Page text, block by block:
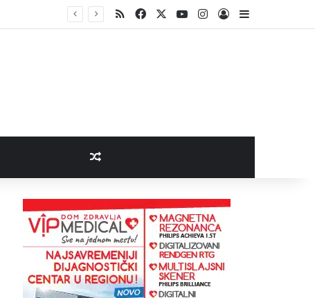
RSSFacebookYouTubeInstagram
Log InSidebar
Random Article